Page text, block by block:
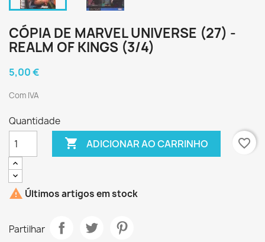
CÓPIA DE MARVEL UNIVERSE (27) -
REALM OF KINGS (3/4)
5,00 €
Com IVA
Quantidade
 ADICIONAR AO CARRINHO favorite_border
 Últimos artigos em stock
Partilhar